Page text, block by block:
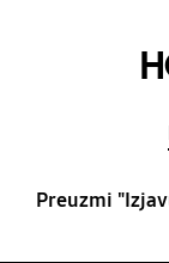
Preuzmi